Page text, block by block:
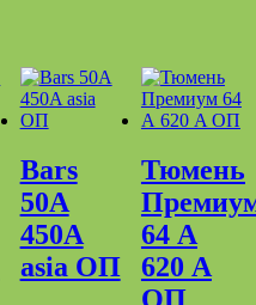
Bars
50A
450A
asia ОП
Тюмень
64 А
620 A